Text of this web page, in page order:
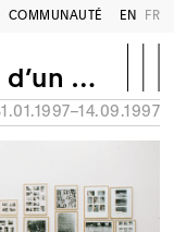
COMMUNAUTÉ EN FR